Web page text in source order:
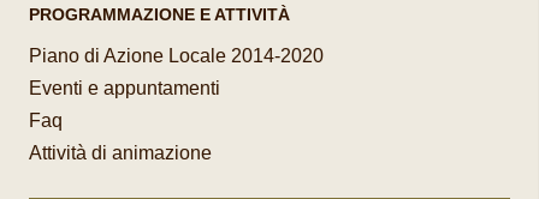
PROGRAMMAZIONE E ATTIVITÀ
Piano di Azione Locale 2014-2020
Eventi e appuntamenti
Faq
Attività di animazione